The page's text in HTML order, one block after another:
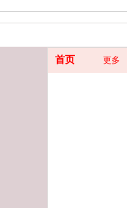
首页 更多